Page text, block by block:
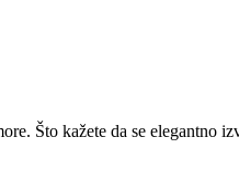
Što kažete da se elegantno